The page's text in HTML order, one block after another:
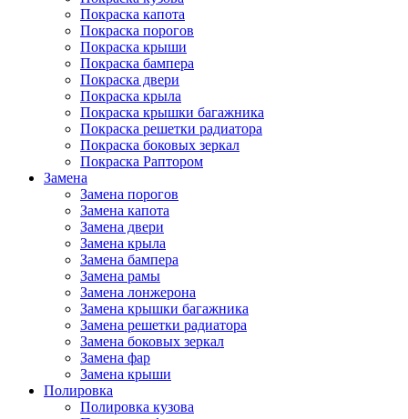
Покраска капота
Покраска порогов
Покраска крыши
Покраска бампера
Покраска двери
Покраска крыла
Покраска крышки багажника
Покраска решетки радиатора
Покраска боковых зеркал
Покраска Раптором
Замена
Замена порогов
Замена капота
Замена двери
Замена крыла
Замена бампера
Замена рамы
Замена лонжерона
Замена крышки багажника
Замена решетки радиатора
Замена боковых зеркал
Замена фар
Замена крыши
Полировка
Полировка кузова